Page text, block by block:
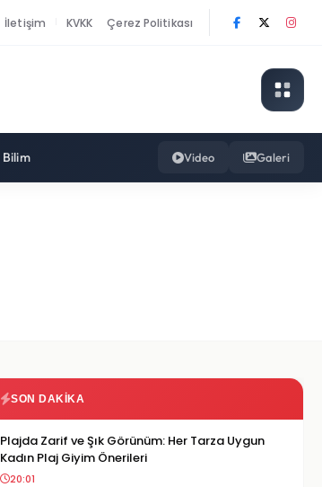
İletişim KVKK Çerez Politikası
Bilim Video Galeri
SON DAKIKA
Plajda Zarif ve Şık Görünüm: Her Tarza Uygun
Kadın Plaj Giyim Önerileri
20:01